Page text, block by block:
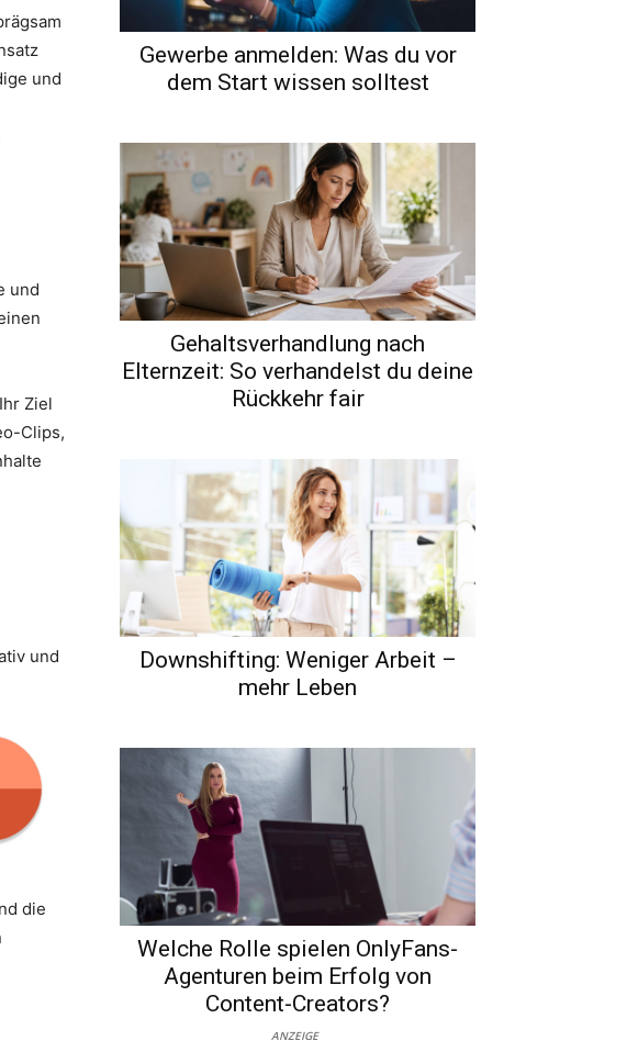
und
und
Ziel
Clips,
und
die
Gewerbe anmelden: Was du vor
dem Start wissen solltest
Gehaltsverhandlung nach
Elternzeit: So verhandelst du deine
Rückkehr fair
Downshifting: Weniger Arbeit –
mehr Leben
Welche Rolle spielen OnlyFans-
Agenturen beim Erfolg von
Content-Creators?
ANZEIGE